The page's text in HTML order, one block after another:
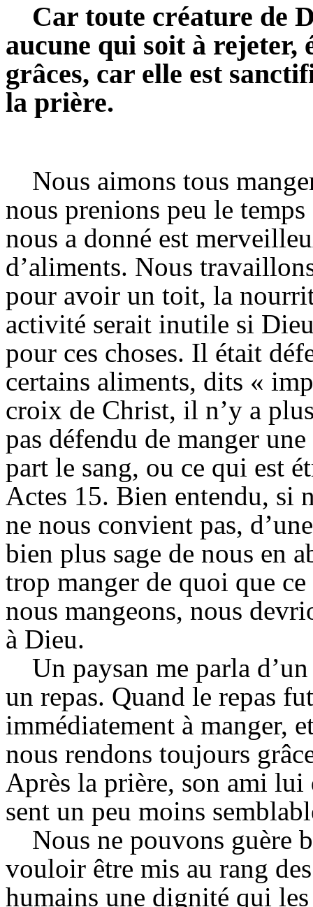
Car toute créature de
aucune qui soit à rejeter,
grâces, car elle est
la prière.
Nous aimons tous
nous prenions peu le
nous a donné est
d’aliments. Nous
pour avoir un toit, la
activité serait inutile si
pour ces choses. Il était
certains aliments, dits «
croix de Christ, il n’y a
pas défendu de manger
part le sang, ou ce qui est
Actes 15. Bien entendu, si
ne nous convient pas,
bien plus sage de nous en
trop manger de quoi que
nous mangeons, nous
à Dieu.
Un paysan me parla
un repas. Quand le repas
immédiatement à manger,
nous rendons toujours
Après la prière, son ami lui
sent un peu moins
Nous ne pouvons guère
vouloir être mis au rang
humains une dignité qui